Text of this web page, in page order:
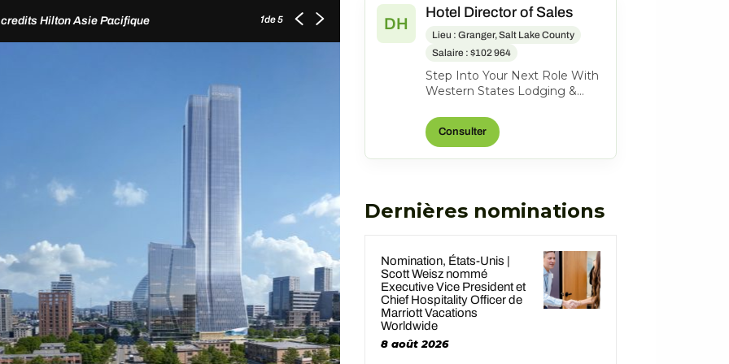
credits Hilton Asie Pacifique 1de 5 DH
Hotel Director of Sales
Lieu : Granger, Salt Lake County
Salaire : $102 964
Step Into Your Next Role With
Western States Lodging &
time Hotel Director of Sales in
West...
Consulter
Dernières nominations
Nomination, États-Unis |
Scott Weisz nommé
Executive Vice President et
Chief Hospitality Officer de
Marriott Vacations
Worldwide
8 août 2026